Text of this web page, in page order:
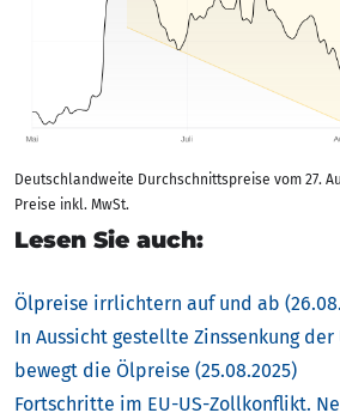
Deutschlandweite Durchschnittspreise vom 27.
Preise inkl. MwSt.
Lesen Sie auch:
Ölpreise irrlichtern auf und ab
In Aussicht gestellte Zinssenkung
bewegt die Ölpreise (25.08.2025)
Fortschritte im EU-US-Zollkonflikt.